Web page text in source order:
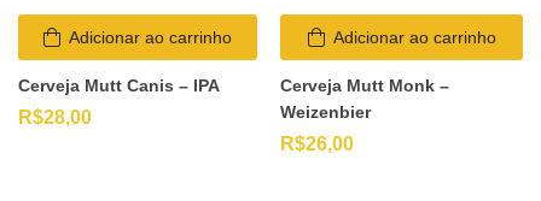
Adicionar ao carrinho
Cerveja Mutt Canis – IPA
R$28,00
Adicionar ao carrinho
Cerveja Mutt Monk –
Weizenbier
R$26,00